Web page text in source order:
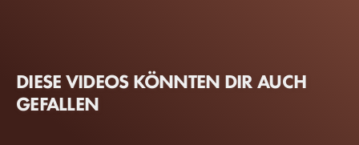
DIESE VIDEOS KÖNNTEN DIR AUCH
GEFALLEN